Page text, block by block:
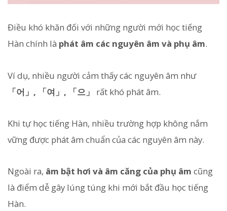
Điều khó khăn đối với những người mới học tiếng
Hàn chính là phát âm các nguyên âm và phụ âm.
Ví dụ, nhiều người cảm thấy các nguyên âm như
「어」, 「여」, 「으」
rất khó phát âm.
Khi tự học tiếng Hàn, nhiều trường hợp không nắm
vững được phát âm chuẩn của các nguyên âm này.
Ngoài ra, âm bật hơi và âm căng của phụ âm cũng
là điểm dễ gây lúng túng khi mới bắt đầu học tiếng
Hàn.